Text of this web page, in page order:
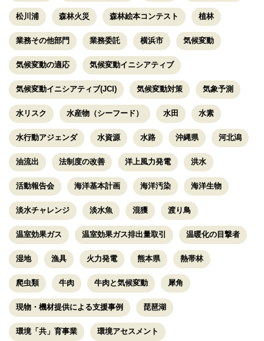
松川浦 森林火災 森林絵本コンテスト 植林
業務その他部門 業務委託 横浜市 気候変動
気候変動の適応 気候変動イニシアティブ
気候変動イニシアティブ(JCI) 気候変動対策 気象予測
水リスク 水産物（シーフード） 水田 水素
水行動アジェンダ 水資源 水路 沖縄県 河北潟
油流出 法制度の改善 洋上風力発電 洪水
活動報告会 海洋基本計画 海洋汚染 海洋生物
淡水チャレンジ 淡水魚 混獲 渡り鳥
温室効果ガス 温室効果ガス排出量取引 温暖化の目撃者
湿地 漁具 火力発電 熊本県 熱帯林
爬虫類 牛肉 牛肉と気候変動 犀角
現物・機材提供による支援事例 琵琶湖
環境「共」育事業 環境アセスメント